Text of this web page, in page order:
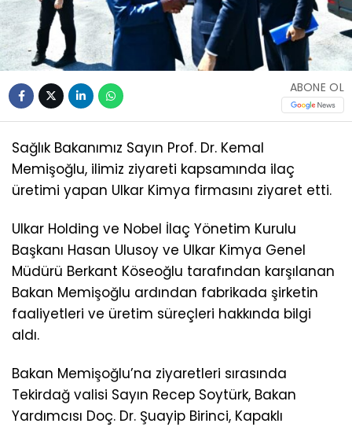
ABONE OL
Sağlık Bakanımız Sayın Prof. Dr. Kemal
Memişoğlu, ilimiz ziyareti kapsamında ilaç
üretimi yapan Ulkar Kimya firmasını ziyaret etti.
Ulkar Holding ve Nobel İlaç Yönetim Kurulu
Başkanı Hasan Ulusoy ve Ulkar Kimya Genel
Müdürü Berkant Köseoğlu tarafından karşılanan
Bakan Memişoğlu ardından fabrikada şirketin
faaliyetleri ve üretim süreçleri hakkında bilgi
aldı.
Bakan Memişoğlu’na ziyaretleri sırasında
Tekirdağ valisi Sayın Recep Soytürk, Bakan
Yardımcısı Doç. Dr. Şuayip Birinci, Kapaklı